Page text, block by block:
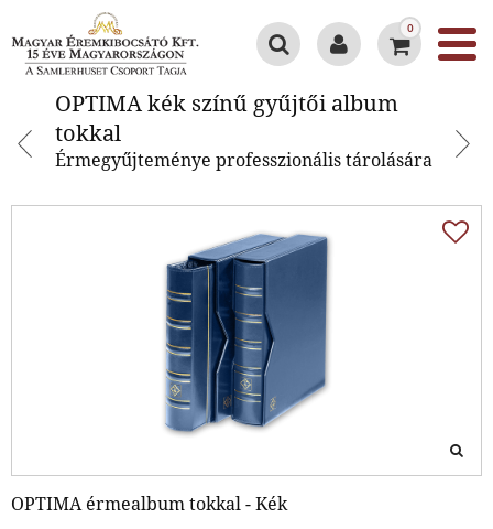
0
OPTIMA kék színű gyűjtői album
tokkal
Érmegyűjteménye professzionális tárolására
OPTIMA érmealbum tokkal - Kék
OPTIMA kék színű gyűjtői album
tokkal